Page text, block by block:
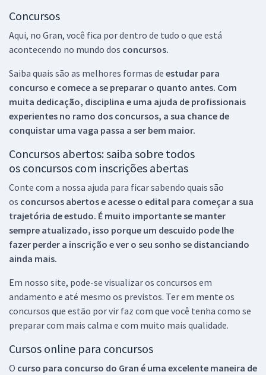
Concursos
Aqui, no Gran, você fica por dentro de tudo o que está
acontecendo no mundo dos concursos.
Saiba quais são as melhores formas de estudar para
concurso e comece a se preparar o quanto antes. Com
muita dedicação, disciplina e uma ajuda de profissionais
experientes no ramo dos concursos, a sua chance de
conquistar uma vaga passa a ser bem maior.
Concursos abertos: saiba sobre todos
os concursos com inscrições abertas
Conte com a nossa ajuda para ficar sabendo quais são
os concursos abertos e acesse o edital para começar a sua
trajetória de estudo. É muito importante se manter
sempre atualizado, isso porque um descuido pode lhe
fazer perder a inscrição e ver o seu sonho se distanciando
ainda mais.
Em nosso site, pode-se visualizar os concursos em
andamento e até mesmo os previstos. Ter em mente os
concursos que estão por vir faz com que você tenha como se
preparar com mais calma e com muito mais qualidade.
Cursos online para concursos
O curso para concurso do Gran é uma excelente maneira de